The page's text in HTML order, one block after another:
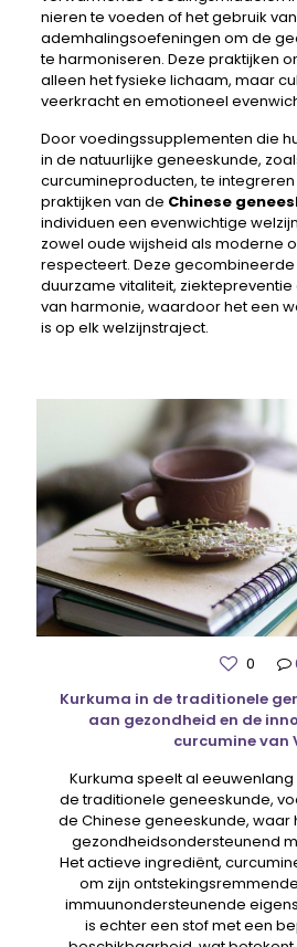
nieren te voeden of het gebruik
ademhalingsoefeningen om de
te harmoniseren. Deze praktijken
alleen het fysieke lichaam, maar
veerkracht en emotioneel
Door voedingssupplementen die
in de natuurlijke geneeskunde,
curcumineproducten, te
praktijken van de Chinese
individuen een evenwichtige
zowel oude wijsheid als moderne
respecteert. Deze
duurzame vitaliteit,
van harmonie, waardoor het een
is op elk welzijnstraject.
0
Kurkuma in de traditionele
aan gezondheid en de
curcumine van
Kurkuma speelt al
de traditionele geneeskunde,
de Chinese geneeskunde, waar
gezondheidsondersteunend
Het actieve ingrediënt,
om zijn
immuunondersteunende
is echter een stof met een